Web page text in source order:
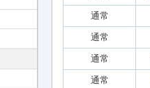
通常
通常
通常
通常